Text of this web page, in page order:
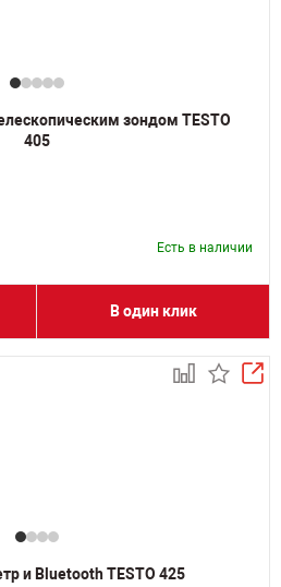
зондом TESTO
405
Есть в наличии
В один клик
и Bluetooth TESTO 425